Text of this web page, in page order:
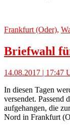
Frankfurt (Oder),
Briefwahl
14.08.2017 | 17:47
In diesen Tagen
versendet. Passend
aufgehangen, die
Nord in Frankfurt